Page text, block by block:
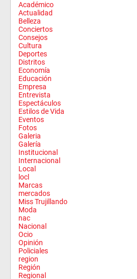
Académico
Actualidad
Belleza
Conciertos
Consejos
Cultura
Deportes
Distritos
Economía
Educación
Empresa
Entrevista
Espectáculos
Estilos de Vida
Eventos
Fotos
Galeria
Galería
Institucional
Internacional
Local
locl
Marcas
mercados
Miss Trujillando
Moda
nac
Nacional
Ocio
Opinión
Policiales
region
Región
Regional